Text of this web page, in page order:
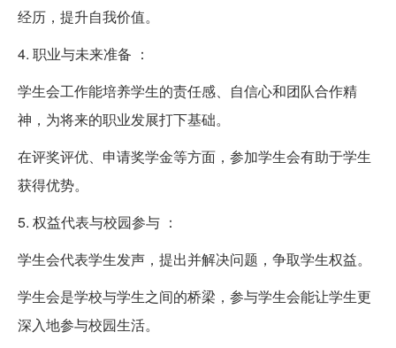
经历，提升自我价值。
4. 职业与未来准备 ：
学生会工作能培养学生的责任感、自信心和团队合作精
神，为将来的职业发展打下基础。
在评奖评优、申请奖学金等方面，参加学生会有助于学生
获得优势。
5. 权益代表与校园参与 ：
学生会代表学生发声，提出并解决问题，争取学生权益。
学生会是学校与学生之间的桥梁，参与学生会能让学生更
深入地参与校园生活。